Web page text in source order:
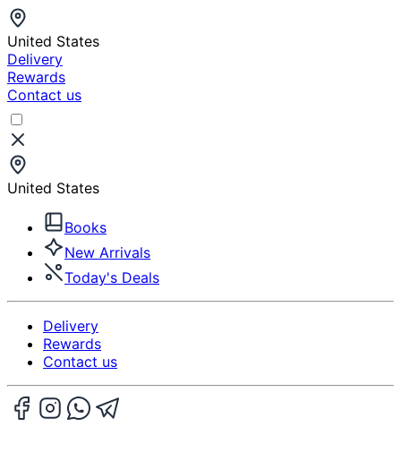
United States
Delivery
Rewards
Contact us
United States
Books
New Arrivals
Today's Deals
Delivery
Rewards
Contact us